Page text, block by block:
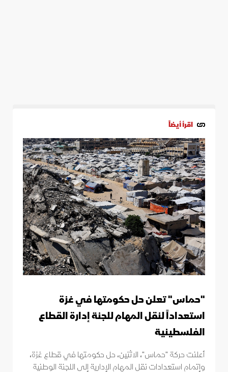
اقرأ أيضاً
"حماس" تعلن حل حكومتها في غزة
استعداداً لنقل المهام للجنة إدارة القطاع
الفلسطينية
أعلنت حركة "حماس"، الاثنين، حل حكومتها في قطاع غزة،
وإتمام استعدادات نقل المهام الإدارية إلى اللجنة الوطنية